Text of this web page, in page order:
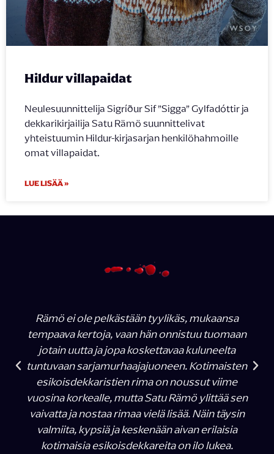
Hildur villapaidat
Neulesuunnittelija Sigríður Sif ”Sigga” Gylfadóttir ja
dekkarikirjailija Satu Rämö suunnittelivat
yhteistuumin Hildur-kirjasarjan henkilöhahmoille
omat villapaidat.
LUE LISÄÄ »
Rämö ei ole pelkästään tyylikäs, mukaansa
tempaava kertoja, vaan hän onnistuu tuomaan
jotain uutta ja jopa koskettavaa kuluneelta
tuntuvaan sarjamurhaajajuoneen. Kotimaisten
esikoisdekkaristien rima on noussut viime
vuosina korkealle, mutta Satu Rämö ylittää sen
vaivatta ja nostaa rimaa vielä lisää. Näin täysin
valmiita, kypsiä ja keskenään aivan erilaisia
kotimaisia esikoisdekkareita on ilo lukea.